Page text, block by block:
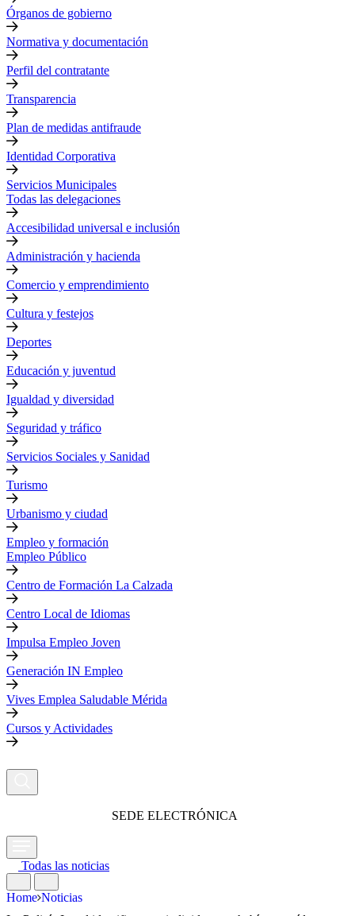
Órganos de gobierno
Normativa y documentación
Perfil del contratante
Transparencia
Plan de medidas antifraude
Identidad Corporativa
Servicios Municipales
Todas las delegaciones
Accesibilidad universal e inclusión
Administración y hacienda
Comercio y emprendimiento
Cultura y festejos
Deportes
Educación y juventud
Igualdad y diversidad
Seguridad y tráfico
Servicios Sociales y Sanidad
Turismo
Urbanismo y ciudad
Empleo y formación
Empleo Público
Centro de Formación La Calzada
Centro Local de Idiomas
Impulsa Empleo Joven
Generación IN Empleo
Vives Emplea Saludable Mérida
Cursos y Actividades
SEDE ELECTRÓNICA
Todas las noticias
Home Noticias